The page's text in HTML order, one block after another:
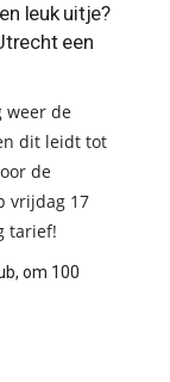
leuk uitje?
een
weer de
dit leidt tot
de
vrijdag 17
tarief!
om 100